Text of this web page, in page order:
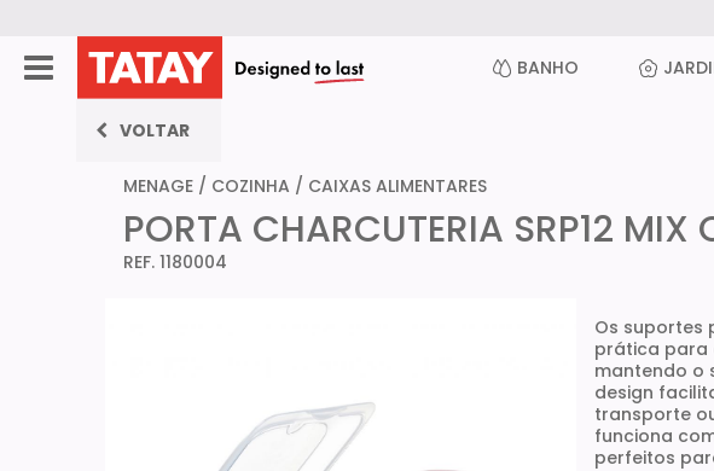
BANHO
VOLTAR
MENAGE / COZINHA / CAIXAS ALIMENTARES
PORTA CHARCUTERIA SRP12 MIX
REF. 1180004
Os suportes
prática para
mantendo o
design
transporte
funciona
perfeitos